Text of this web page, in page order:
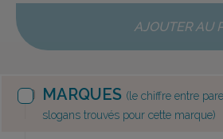
AJOUTER AU
MARQUES (le chiffre entre
slogans trouvés pour cette marque)